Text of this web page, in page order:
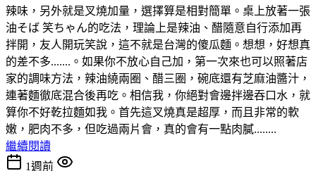
辣味，另外就是叉燒加量，選擇算是相對簡單。桌上放著一張
油そば 笑ちゃん的吃法，理論上是辣油、醋隨意自行添加再
拌開，友人開玩笑說，這不就是台灣的傻瓜麵。想想，好想真
的差不多.......。如果你不放心自己加，第一次來也可以照著店
家的調味方法，辣油繞兩圈、醋三圈，碗底還有芝麻油醬汁，
連著麵徹底混合後再吃。相信我，你絕對會邊拌邊吞口水，就
算你不好乾拉麵如我。首先這叉燒真是超厚，而且非常的軟
嫩，肥肉不多，但吃過兩片會，真的會有一點肉膩........
繼續閱讀
1週前